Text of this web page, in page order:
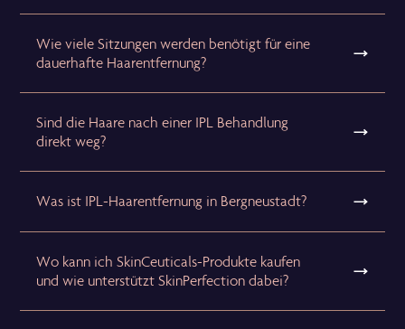
Wie viele Sitzungen werden benötigt für eine
dauerhafte Haarentfernung?
Sind die Haare nach einer IPL Behandlung
direkt weg?
Was ist IPL-Haarentfernung in Bergneustadt?
Wo kann ich SkinCeuticals-Produkte kaufen
und wie unterstützt SkinPerfection dabei?